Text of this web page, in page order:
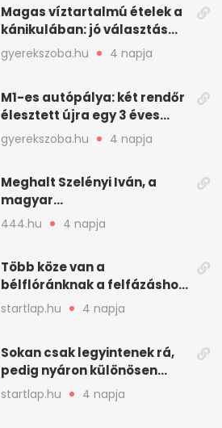
Magas víztartalmú ételek a
kánikulában: jó választás
gyerekeknek
gyerekszoba.hu 4 napja
M1-es autópálya: két rendőr
élesztett újra egy 3 éves
kisfiút
gyerekszoba.hu 4 napja
Meghalt Szelényi Iván, a
magyar
társadalomtudomány
meghatározó alakja
444.hu 4 napja
Több köze van a
bélflóránknak a felfázáshoz,
mint hinnénk – Így védhetjük
nyáron a húgyutakat (x)
startlap.hu 4 napja
Sokan csak legyintenek rá,
pedig nyáron különösen
gyakran jelentkezik ez a
kellemetlen betegség
startlap.hu 4 napja